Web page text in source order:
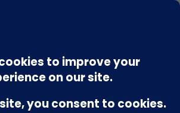
in Cantiano